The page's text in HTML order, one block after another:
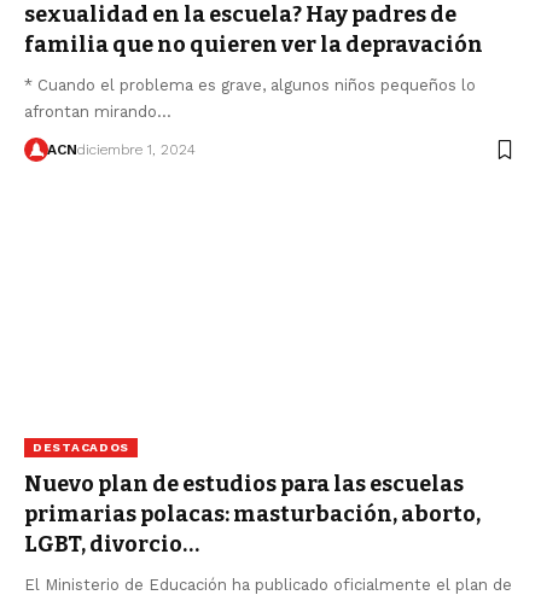
sexualidad en la escuela? Hay padres de
familia que no quieren ver la depravación
* Cuando el problema es grave, algunos niños pequeños lo
afrontan mirando…
ACNdiciembre 1, 2024
DESTACADOS
Nuevo plan de estudios para las escuelas
primarias polacas: masturbación, aborto,
LGBT, divorcio…
El Ministerio de Educación ha publicado oficialmente el plan de